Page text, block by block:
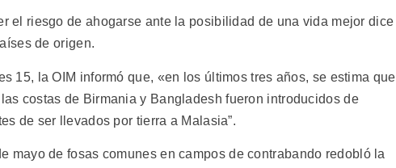
el riesgo de ahogarse ante la posibilidad de una vida mejor dice
de origen.
15, la OIM informó que, «en los últimos tres años, se estima que
costas de Birmania y Bangladesh fueron introducidos de
de ser llevados por tierra a Malasia”.
mayo de fosas comunes en campos de contrabando redobló la